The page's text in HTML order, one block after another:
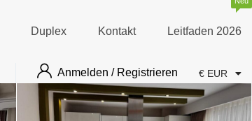
Duplex Kontakt Leitfaden 2026
Anmelden / Registrieren € EUR